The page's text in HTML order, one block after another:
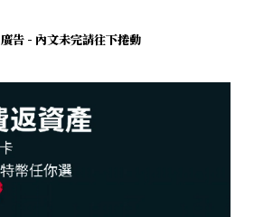
廣告 - 內文未完請往下捲動